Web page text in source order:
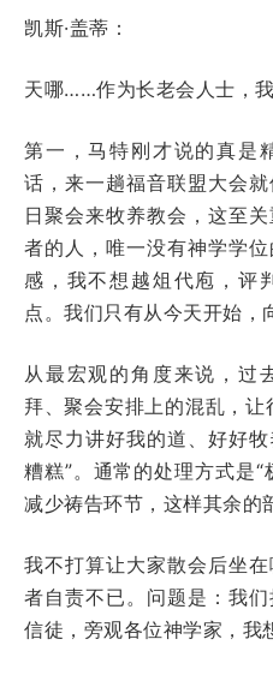
凯斯·盖蒂：
天哪……作为长老会人士，我
第一，马特刚才说的真是
话，来一趟福音联盟大会
日聚会来牧养教会，这至
者的人，唯一没有神学学
感，我不想越俎代庖，评
点。我们只有从今天开始，
从最宏观的角度来说，过
拜、聚会安排上的混乱，
就尽力讲好我的道、好好
糟糕”。通常的处理方式是
减少祷告环节，这样其余的
我不打算让大家散会后坐
者自责不已。问题是：我
信徒，旁观各位神学家，我